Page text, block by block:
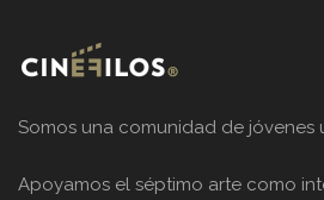
Somos una comunidad de jóvenes
Apoyamos el séptimo arte como